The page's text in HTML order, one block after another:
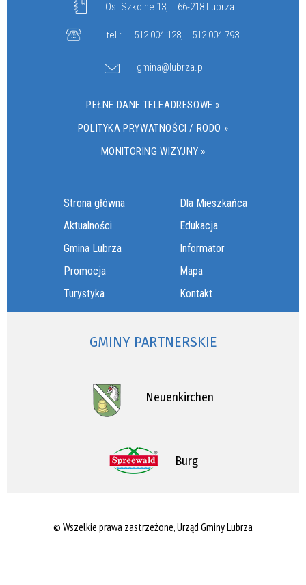
Os. Szkolne 13, 66-218 Lubrza
tel.: 512 004 128, 512 004 793
gmina@lubrza.pl
PEŁNE DANE TELEADRESOWE »
POLITYKA PRYWATNOŚCI / RODO »
MONITORING WIZYJNY »
Strona główna
Aktualności
Gmina Lubrza
Promocja
Turystyka
Dla Mieszkańca
Edukacja
Informator
Mapa
Kontakt
GMINY PARTNERSKIE
Neuenkirchen
Burg
© Wszelkie prawa zastrzeżone, Urząd Gminy Lubrza